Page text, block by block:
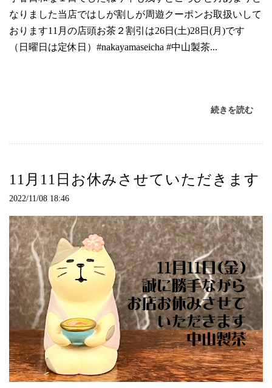
なりました当店ではしが割しが周遊クーポンお取扱いして
おります11月の店頭お茶２割引は26日(土)28日(月)です
（日曜日は定休日）#nakayamaseicha #中山製茶...
続きを読む
11月11日お休みさせていただきます
2022/11/08 18:46